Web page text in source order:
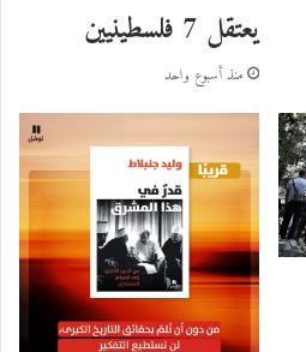
يعتقل 7 فلسطينيين
منذ أسبوع واحد